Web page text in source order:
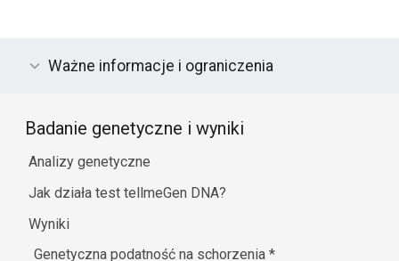
Ważne informacje i ograniczenia
Badanie genetyczne i wyniki
Analizy genetyczne
Jak działa test tellmeGen DNA?
Wyniki
Genetyczna podatność na schorzenia*